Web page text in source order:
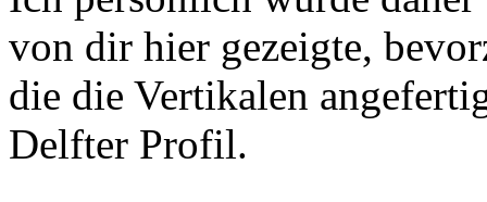
von dir hier gezeigte,
die die Vertikalen
Delfter Profil.